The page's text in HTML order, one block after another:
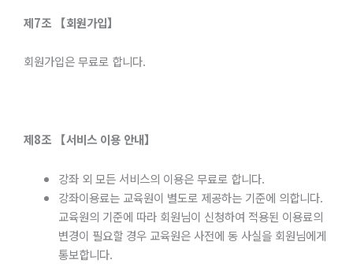
제7조 【회원가입】
회원가입은 무료로 합니다.
제8조 【서비스 이용 안내】
강좌 외 모든 서비스의 이용은 무료로 합니다.
강좌이용료는 교육원이 별도로 제공하는 기준에 의합니다.
교육원의 기준에 따라 회원님이 신청하여 적용된 이용료의
변경이 필요할 경우 교육원은 사전에 동 사실을 회원님에게
통보합니다.